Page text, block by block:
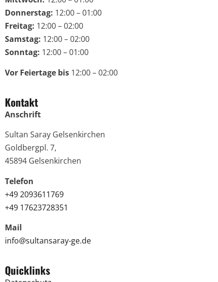
Donnerstag: 12:00 – 01:00
Freitag: 12:00 – 02:00
Samstag: 12:00 – 02:00
Sonntag: 12:00 – 01:00
Vor Feiertage bis 12:00 – 02:00
Kontakt
Anschrift
Sultan Saray Gelsenkirchen
Goldbergpl. 7,
45894 Gelsenkirchen
Telefon
+49 2093611769
+49 17623728351
Mail
info@sultansaray-ge.de
Quicklinks